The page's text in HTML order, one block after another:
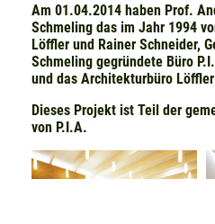
Am 01.04.2014 haben Prof.
Schmeling das im Jahr 1994
Löffler und Rainer Schneider,
Schmeling gegründete Büro
und das Architekturbüro
Dieses Projekt ist Teil der
von P.I.A.